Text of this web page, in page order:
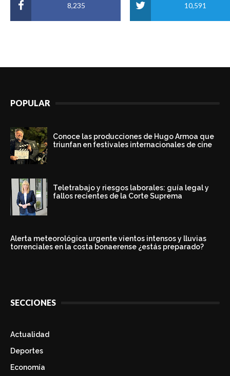
8,235 10,591
POPULAR
Conoce las producciones de Hugo Armoa que
triunfan en festivales internacionales de cine
Teletrabajo y riesgos laborales: guía legal y
fallos recientes de la Corte Suprema
Alerta meteorológica urgente vientos intensos y lluvias
torrenciales en la costa bonaerense ¿estás preparado?
SECCIONES
Actualidad
Deportes
Economía